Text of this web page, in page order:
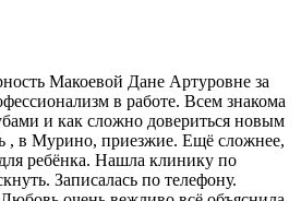
Макоевой Дане Артуровне за
в работе. Всем знакома
и как сложно довериться новым
, в Мурино, приезжие. Ещё сложнее,
ребёнка. Нашла клинику по
Записалась по телефону.